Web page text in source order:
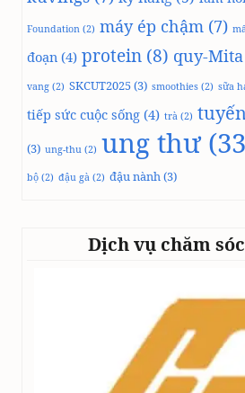
Foundation (2) máy ép chậm (7)
đoạn (4) protein (8) quy-Mita
vang (2) SKCUT2025(3) smoothies (2) sữa
tiếp sức cuộc sống (4) trà (2)
(3) ung-thu (2) ung thư
bộ (2) đậu gà (2) đậu nành(3)
Dịch vụ chăm